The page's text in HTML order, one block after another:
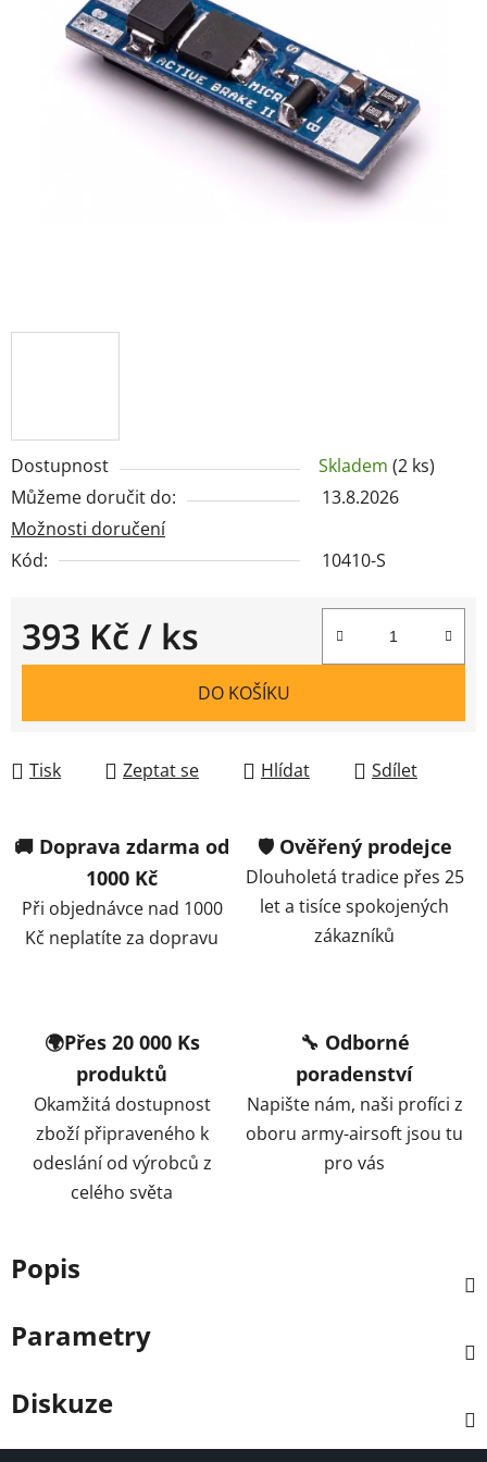
Dostupnost Skladem (2 ks)
Můžeme doručit do:
13.8.2026
Možnosti doručení
Kód:
10410-S
393 Kč/ ks
Měrná cena:
DO KOŠÍKU
Tisk Zeptat se Hlídat Sdílet
🚚 Doprava zdarma od
1000 Kč
Při objednávce nad 1000
Kč neplatíte za dopravu
🛡️ Ověřený prodejce
Dlouholetá tradice přes 25
let a tisíce spokojených
zákazníků
🌍Přes 20 000 Ks
produktů
Okamžitá dostupnost
zboží připraveného k
odeslání od výrobců z
celého světa
🔧 Odborné
poradenství
Napište nám, naši profíci z
oboru army-airsoft jsou tu
pro vás
Popis
Parametry
Diskuze